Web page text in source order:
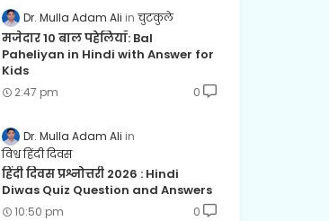
Dr. Mulla Adam Ali चुटकुले
मजेदार 10 बाल पहेलियाँ: Bal
Paheliyan in Hindi with Answer for
Kids
2:47 pm 0
Dr. Mulla Adam Ali
विश्व हिंदी दिवस
हिंदी दिवस प्रश्नोत्तरी 2026 : Hindi
Diwas Quiz Question and Answers
10:50 pm 0